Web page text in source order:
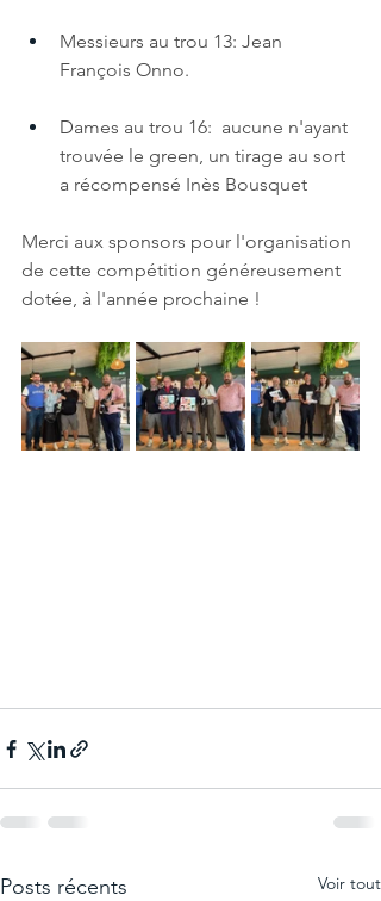
Messieurs au trou 13: Jean
François Onno.
Dames au trou 16:  aucune n'ayant
trouvée le green, un tirage au sort
a récompensé Inès Bousquet
Merci aux sponsors pour l'organisation
de cette compétition généreusement
dotée, à l'année prochaine !
Posts récents Voir tout